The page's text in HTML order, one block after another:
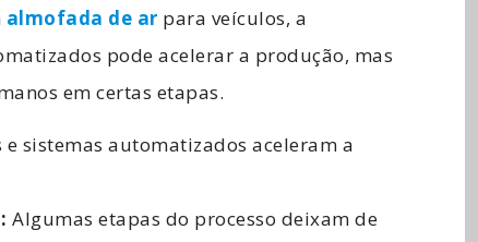
almofada de ar para veículos, a
pode acelerar a produção, mas
em certas etapas.
e sistemas automatizados aceleram a
Algumas etapas do processo deixam de